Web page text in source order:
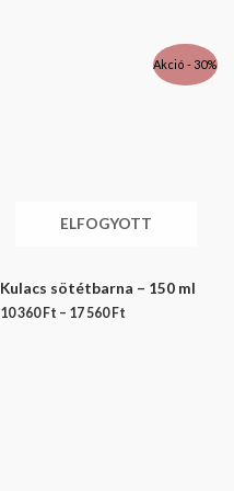
Akció - 30%
ELFOGYOTT
Kulacs sötétbarna – 150 ml
10 360 Ft – 17 560 Ft